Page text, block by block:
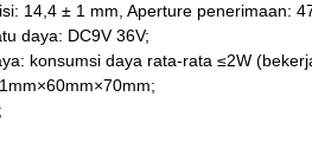
14,4 ± 1 mm, Aperture penerimaan:
daya: DC9V 36V;
konsumsi daya rata-rata ≤2W